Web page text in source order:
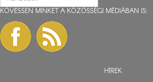
KÖVESSEN MINKET A KÖZÖSSÉGI MÉDIÁBAN IS:
HÍREK